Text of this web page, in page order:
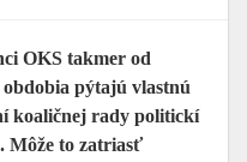
OKS takmer od
pýtajú vlastnú
koaličnej rady politickí
Môže to zatriasť